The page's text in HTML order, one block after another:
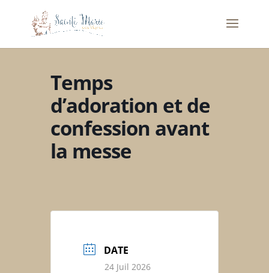
Temps
d’adoration et de
confession avant
la messe
DATE
24 Juil 2026